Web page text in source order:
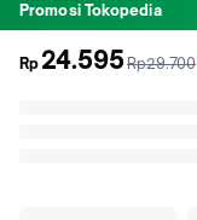
Promosi Tokopedia
Rp 24.595sebelum
Rp29.700